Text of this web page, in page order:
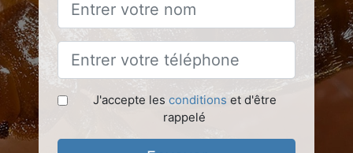
J'accepte les conditions et d'être
rappelé